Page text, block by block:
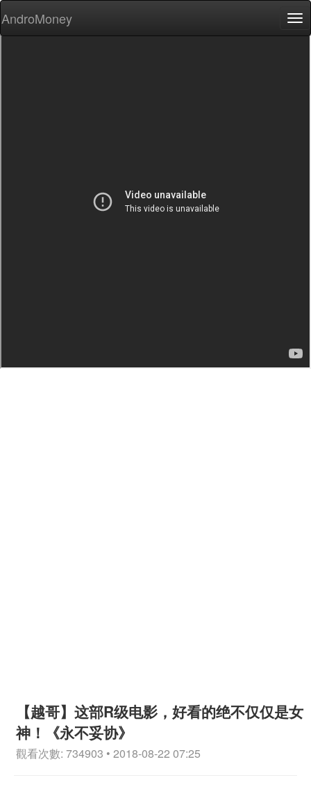
AndroMoney
【越哥】这部R级电影，好看的绝不仅仅是女
神！《永不妥协》
觀看次數: 734903 • 2018-08-22 07:25